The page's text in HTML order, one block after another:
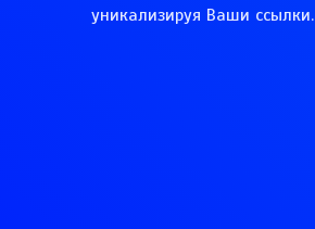
уникализируя Ваши ссылки.